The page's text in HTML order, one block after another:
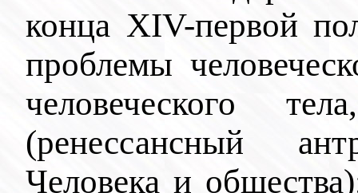
конца XIV-первой
проблемы
человеческого
(ренессансный
Человека и